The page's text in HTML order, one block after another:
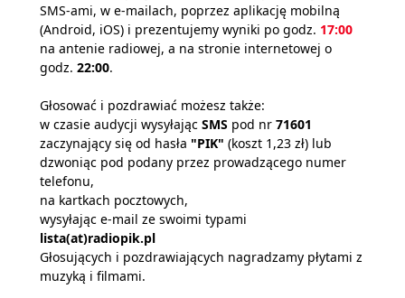
SMS-ami, w e-mailach, poprzez aplikację mobilną
(Android, iOS) i prezentujemy wyniki po godz. 17:00
na antenie radiowej, a na stronie internetowej o
godz. 22:00.
Głosować i pozdrawiać możesz także:
w czasie audycji wysyłając SMS pod nr 71601
zaczynający się od hasła "PIK" (koszt 1,23 zł) lub
dzwoniąc pod podany przez prowadzącego numer
telefonu,
na kartkach pocztowych,
wysyłając e-mail ze swoimi typami
lista(at)radiopik.pl
Głosujących i pozdrawiających nagradzamy płytami z
muzyką i filmami.